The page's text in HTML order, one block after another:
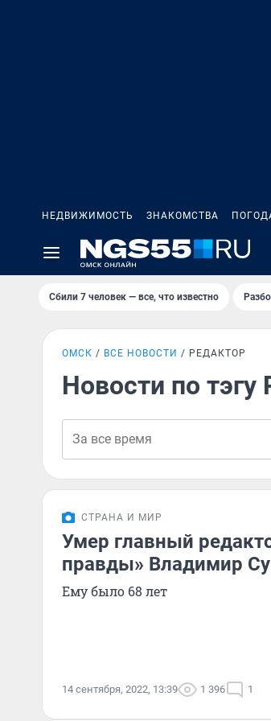
НЕДВИЖИМОСТЬ ЗНАКОМСТВА
Сбили 7 человек — все, что известно
ОМСК ВСЕ НОВОСТИ РЕДАКТОР
Новости по тэгу
СТРАНА И МИР
Умер главный
правды» Владимир
Ему было 68 лет
14 сентября, 2022, 13:39 1 396 1